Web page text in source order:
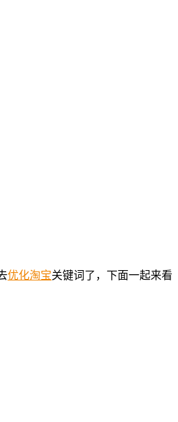
优化淘宝关键词了，下面一起来看